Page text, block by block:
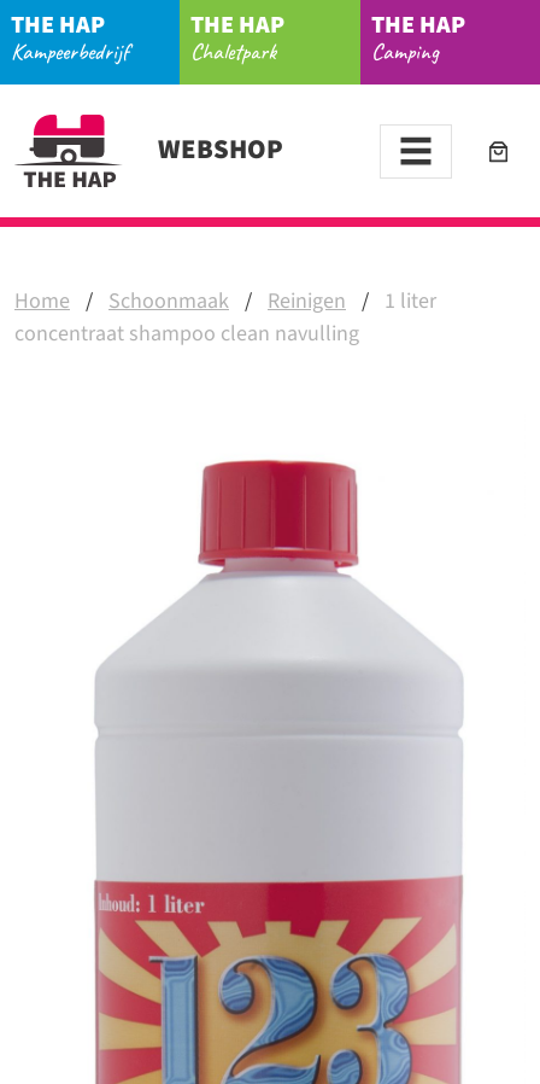
THE HAP
Kampeerbedrijf
THE HAP
Chaletpark
THE HAP
Camping
WEBSHOP
Home / Schoonmaak / Reinigen / 1 liter
concentraat shampoo clean navulling